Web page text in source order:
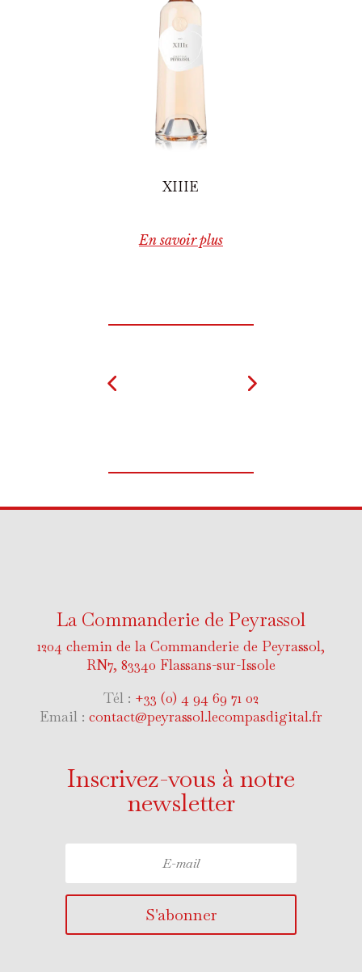
XIIIE
En savoir plus
La Commanderie de Peyrassol
1204 chemin de la Commanderie de Peyrassol,
RN7, 83340 Flassans-sur-Issole
Tél : +33 (0) 4 94 69 71 02
Email : contact@peyrassol.lecompasdigital.fr
Inscrivez-vous à notre
newsletter
S'abonner